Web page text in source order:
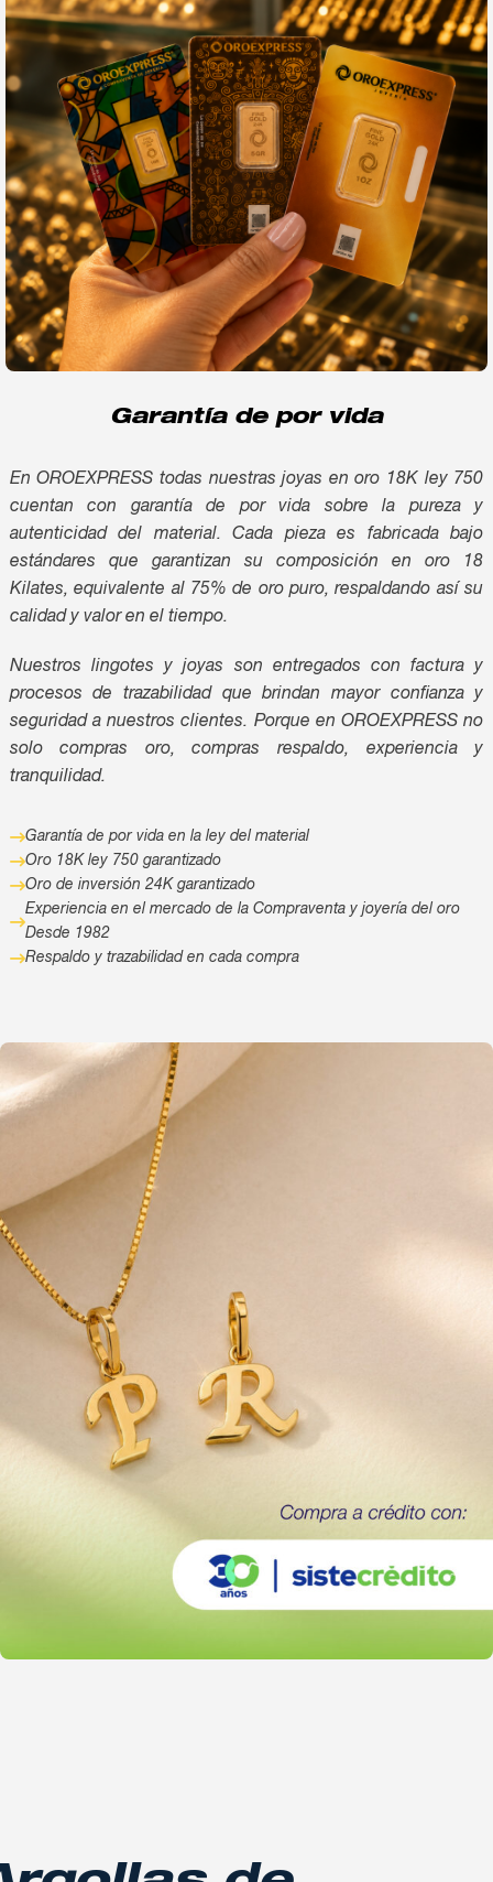
Inversión
Garantía de por vida
En OROEXPRESS todas nuestras joyas en oro 18K ley 750
cuentan con garantía de por vida sobre la pureza y
autenticidad del material. Cada pieza es fabricada bajo
estándares que garantizan su composición en oro 18
Kilates, equivalente al 75% de oro puro, respaldando así su
calidad y valor en el tiempo.
Nuestros lingotes y joyas son entregados con factura y
procesos de trazabilidad que brindan mayor confianza y
seguridad a nuestros clientes. Porque en OROEXPRESS no
solo compras oro, compras respaldo, experiencia y
tranquilidad.
Garantía de por vida en la ley del material
Oro 18K ley 750 garantizado
Oro de inversión 24K garantizado
Experiencia en el mercado de la Compraventa y joyería del oro
Desde 1982
Respaldo y trazabilidad en cada compra